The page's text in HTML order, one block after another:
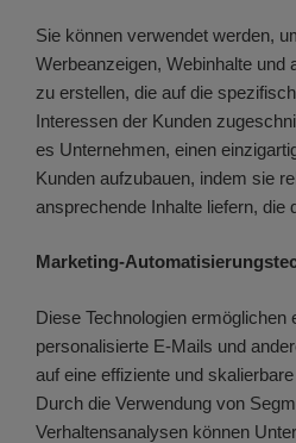
Sie können verwendet werden,
Werbeanzeigen, Webinhalte und
zu erstellen, die auf die
Interessen der Kunden
es Unternehmen, einen
Kunden aufzubauen, indem sie
ansprechende Inhalte liefern, die
Marketing-
Diese Technologien ermöglichen
personalisierte E-Mails und
auf eine effiziente und
Durch die Verwendung von
Verhaltensanalysen können